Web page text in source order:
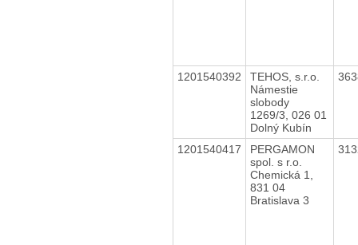
1201540392
TEHOS, s.r.o.
Námestie
slobody
1269/3, 026 01
Dolný Kubín
1201540417
PERGAMON
spol. s r.o.
Chemická 1,
831 04
Bratislava 3